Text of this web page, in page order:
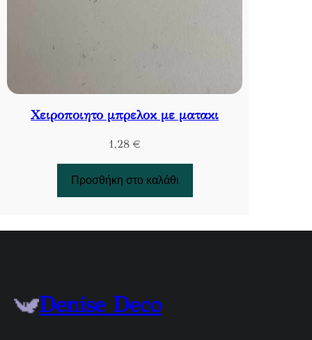
Χειροποιητο μπρελοκ με ματακι
1,28 €
Προσθήκη στο καλάθι
Denise Deco